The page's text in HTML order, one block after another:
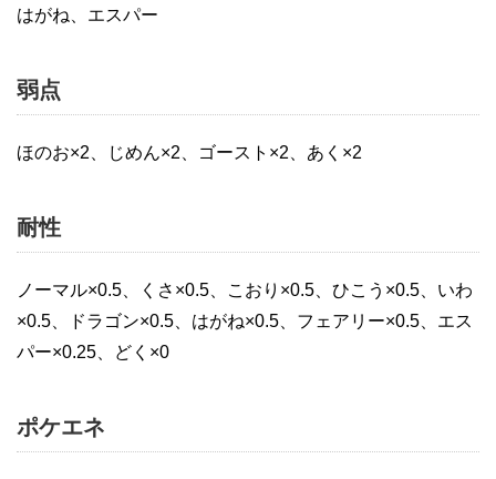
はがね、エスパー
弱点
ほのお×2、じめん×2、ゴースト×2、あく×2
耐性
ノーマル×0.5、くさ×0.5、こおり×0.5、ひこう×0.5、いわ
×0.5、ドラゴン×0.5、はがね×0.5、フェアリー×0.5、エス
パー×0.25、どく×0
ポケエネ